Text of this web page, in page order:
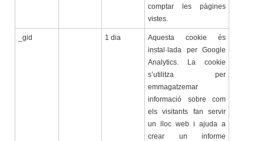
comptar les pàgines
vistes.
_gid 1 dia
Aquesta cookie és
instal·lada per Google
Analytics. La cookie
s’utilitza per
emmagatzemar
informació sobre com
els visitants fan servir
un lloc web i ajuda a
crear un informe